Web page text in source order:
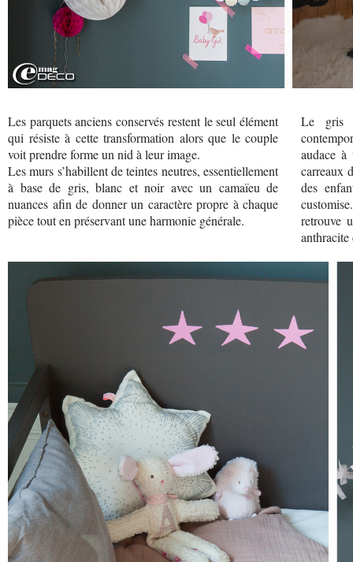
Les parquets anciens conservés restent le seul élément
qui résiste à cette transformation alors que le couple
voit prendre forme un nid à leur image.
Les murs s’habillent de teintes neutres, essentiellement
à base de gris, blanc et noir avec un camaïeu de
nuances afin de donner un caractère propre à chaque
pièce tout en préservant une harmonie générale.
Le gris
audace
carreaux
des
retrouve
anthracite